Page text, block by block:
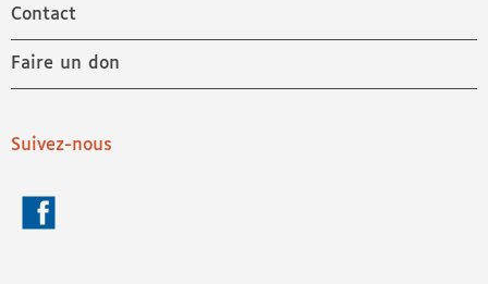
Contact
Faire un don
Suivez-nous